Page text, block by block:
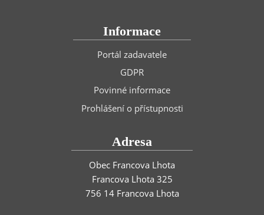
Informace
Portál zadavatele
GDPR
Povinné informace
Prohlášení o přístupnosti
Adresa
Obec Francova Lhota
Francova Lhota 325
756 14 Francova Lhota